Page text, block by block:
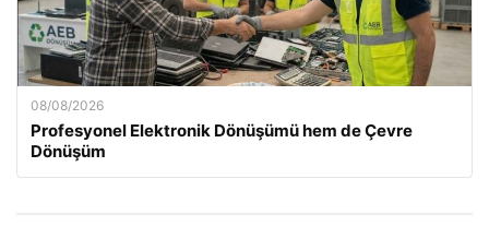
08/08/2026
Profesyonel Elektronik Dönüşümü hem de Çevre
Dönüşüm